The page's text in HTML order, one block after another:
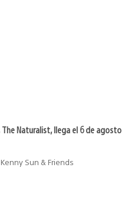
Naturalist, llega el 6 de agosto
Sun & Friends